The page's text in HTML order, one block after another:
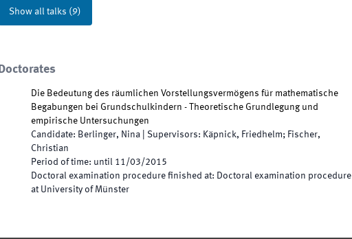
Show all talks (9)
Doctorates
Die Bedeutung des räumlichen Vorstellungsvermögens für mathematische
Begabungen bei Grundschulkindern - Theoretische Grundlegung und
empirische Untersuchungen
Candidate: Berlinger, Nina Supervisors: Käpnick, Friedhelm; Fischer,
Christian
Period of time: until 11/03/2015
Doctoral examination procedure finished at: Doctoral examination procedure
at University of Münster